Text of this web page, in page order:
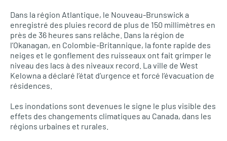
Dans la région Atlantique, le Nouveau-Brunswick a
enregistré des pluies record de plus de 150 millimètres en
près de 36 heures sans relâche. Dans la région de
l’Okanagan, en Colombie-Britannique, la fonte rapide des
neiges et le gonflement des ruisseaux ont fait grimper le
niveau des lacs à des niveaux record. La ville de West
Kelowna a déclaré l’état d’urgence et forcé l’évacuation de
résidences.
Les inondations sont devenues le signe le plus visible des
effets des changements climatiques au Canada, dans les
régions urbaines et rurales.